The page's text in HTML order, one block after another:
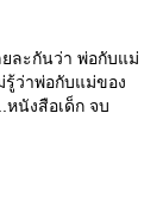
ละกันว่า พ่อกับแม่
รู้ว่าพ่อกับแม่ของ
หนังสือเด็ก จบ